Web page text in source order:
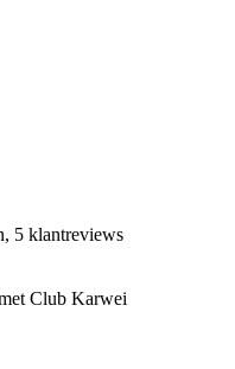
5 klantreviews
Club Karwei